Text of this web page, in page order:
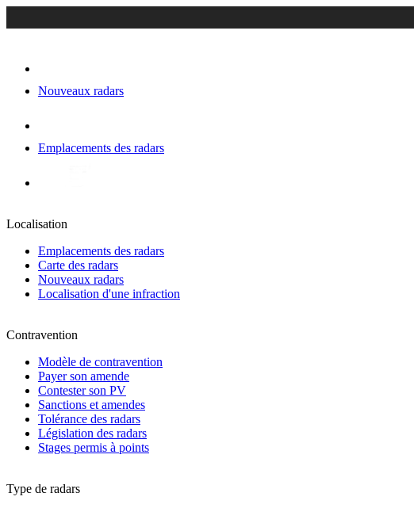
Nouveaux radars
Emplacements des radars
Localisation
Emplacements des radars
Carte des radars
Nouveaux radars
Localisation d'une infraction
Contravention
Modèle de contravention
Payer son amende
Contester son PV
Sanctions et amendes
Tolérance des radars
Législation des radars
Stages permis à points
Type de radars